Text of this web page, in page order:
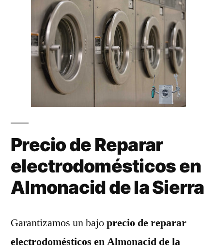
Precio de Reparar
electrodomésticos en
Almonacid de la Sierra
Garantizamos un bajoprecio de reparar
electrodomésticos en Almonacid de la